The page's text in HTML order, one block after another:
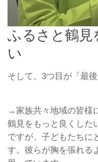
ふるさと鶴見
い
そして、3つ目が「最
→家族共々地域の皆様
鶴見をもっと良くした
ですが、子どもたちに
す。彼らが胸を張れる